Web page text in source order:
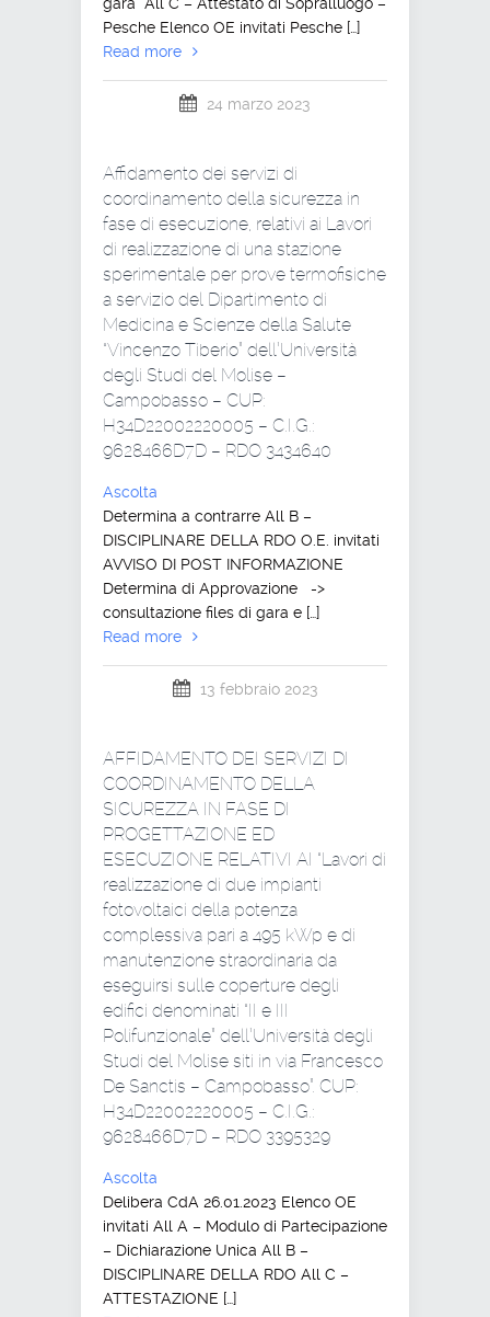
Pesche Elenco OE invitati Pesche […]
Read more
24 marzo 2023
Affidamento dei servizi di
coordinamento della sicurezza in
fase di esecuzione, relativi ai Lavori
di realizzazione di una stazione
sperimentale per prove termofisiche
a servizio del Dipartimento di
Medicina e Scienze della Salute
“Vincenzo Tiberio” dell’Università
degli Studi del Molise –
Campobasso – CUP:
H34D22002220005 – C.I.G.:
9628466D7D – RDO 3434640
Ascolta
Determina a contrarre All B –
DISCIPLINARE DELLA RDO O.E. invitati
AVVISO DI POST INFORMAZIONE
Determina di Approvazione ->
consultazione files di gara e […]
Read more
13 febbraio 2023
AFFIDAMENTO DEI SERVIZI DI
COORDINAMENTO DELLA
SICUREZZA IN FASE DI
PROGETTAZIONE ED
ESECUZIONE RELATIVI AI “Lavori di
realizzazione di due impianti
fotovoltaici della potenza
complessiva pari a 495 kWp e di
manutenzione straordinaria da
eseguirsi sulle coperture degli
edifici denominati “II e III
Polifunzionale” dell’Università degli
Studi del Molise siti in via Francesco
De Sanctis – Campobasso”. CUP:
H34D22002220005 – C.I.G.:
9628466D7D – RDO 3395329
Ascolta
Delibera CdA 26.01.2023 Elenco OE
invitati All A – Modulo di Partecipazione
– Dichiarazione Unica All B –
DISCIPLINARE DELLA RDO All C –
ATTESTAZIONE […]